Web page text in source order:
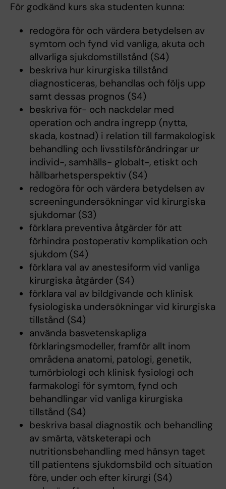
För godkänd kurs ska studenten kunna:
redogöra för och värdera betydelsen av
symtom och fynd vid vanliga, akuta och
allvarliga sjukdomstillstånd (S4)
beskriva hur kirurgiska tillstånd
diagnosticeras, behandlas och följs upp
samt dessas prognos (S4)
beskriva för- och nackdelar med
operation och andra ingrepp (nytta,
skada, kostnad) i relation till farmakologisk
behandling och livsstilsförändringar ur
individ-, samhälls- globalt-, etiskt och
hållbarhetsperspektiv (S4)
redogöra för och värdera betydelsen av
screeningundersökningar vid kirurgiska
sjukdomar (S3)
förklara preventiva åtgärder för att
förhindra postoperativ komplikation och
sjukdom (S4)
förklara val av anestesiform vid vanliga
kirurgiska åtgärder (S4)
förklara val av bildgivande och klinisk
fysiologiska undersökningar vid kirurgiska
tillstånd (S4)
använda basvetenskapliga
förklaringsmodeller, framför allt inom
områdena anatomi, patologi, genetik,
tumörbiologi och klinisk fysiologi och
farmakologi för symtom, fynd och
behandlingar vid vanliga kirurgiska
tillstånd (S4)
beskriva basal diagnostik och behandling
av smärta, vätsketerapi och
nutritionsbehandling med hänsyn taget
till patientens sjukdomsbild och situation
före, under och efter kirurgi (S4)